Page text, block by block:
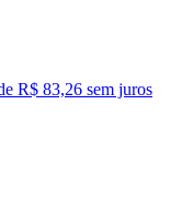
R$ 83,26 sem juros